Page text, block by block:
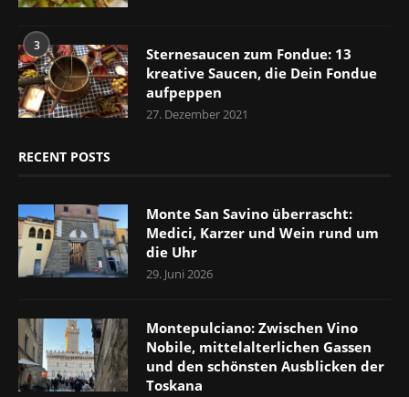
3
Sternesaucen zum Fondue: 13
kreative Saucen, die Dein Fondue
aufpeppen
27. Dezember 2021
RECENT POSTS
Monte San Savino überrascht:
Medici, Karzer und Wein rund um
die Uhr
29. Juni 2026
Montepulciano: Zwischen Vino
Nobile, mittelalterlichen Gassen
und den schönsten Ausblicken der
Toskana